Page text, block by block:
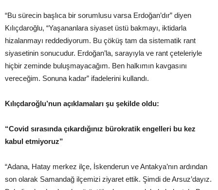
“Bu sürecin başlıca bir sorumlusu varsa Erdoğan’dır” diyen
Kılıçdaroğlu, “Yaşananlara siyaset üstü bakmayı, iktidarla
hizalanmayı reddediyorum. Bu çöküş tam da sistematik rant
siyasetinin sonucudur. Erdoğan’la, sarayıyla ve rant çeteleriyle
hiçbir zeminde buluşmayacağım. Ben halkımın kavgasını
vereceğim. Sonuna kadar” ifadelerini kullandı.
Kılıçdaroğlu’nun açıklamaları şu şekilde oldu:
“Covid sırasında çıkardığınız bürokratik engelleri bu kez
kabul etmiyoruz”
“Adana, Hatay merkez ilçe, İskenderun ve Antakya’nın ardından
son olarak Samandağ ilçemizi ziyaret ettik. Şimdi de Arsuz’dayız.